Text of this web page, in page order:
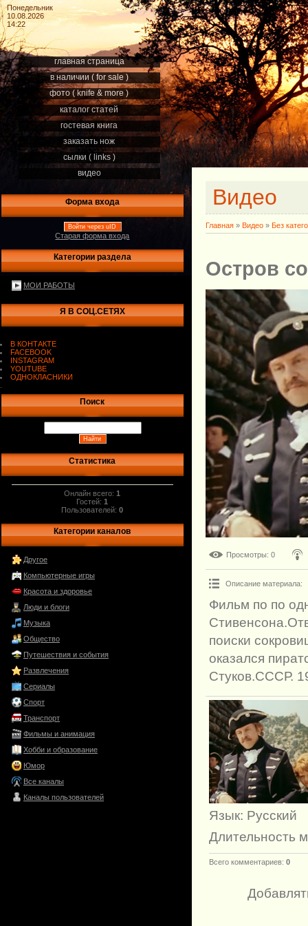
Понедельник
10.08.2026
14:22
главная страница
в наличии ( for sale )
фото ( knife & more )
каталог статей
гостевая книга
заказать нож
сылки ( links )
видео
Форма входа
Войти через uID
Старая форма входа
Категории раздела
МОИ РАБОТЫ
Я В СОЦ.СЕТЯХ
В КОНТАКТЕ
FACEBOOK
INSTAGRAM
YOUTUBE
ОДНОКЛАСНИКИ
Поиск
Статистика
Онлайн всего:1
Гостей:1
Пользователей:0
Категории каналов
Другое
Компьютерные игры
Красота и здоровье
Люди и блоги
Музыка
Общество
Путешествия и события
Развлечения
Сериалы
Спорт
Транспорт
Фильмы и анимация
Хобби и образование
Юмор
Все каналы
Каналы пользователей
Видео
Главная » Видео » Без
Остров
Просмотры: 0
Описание материала:
Фильм по по
поиски
оказался
Стуков.СССР.
Язык: Русский
Длительность
Всего комментариев: 0